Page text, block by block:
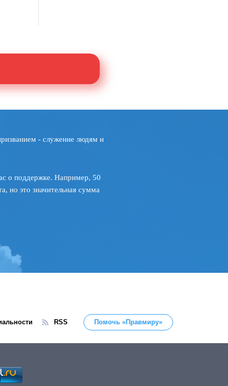
- служение людям и
о поддержке. Например, 50
но это значительная сумма
RSS Помочь «Правмиру»